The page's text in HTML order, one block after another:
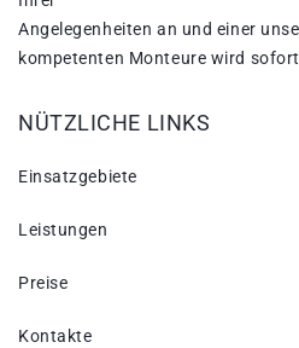
Angelegenheiten an und einer
kompetenten Monteure wird
NÜTZLICHE LINKS
Einsatzgebiete
Leistungen
Preise
Kontakte